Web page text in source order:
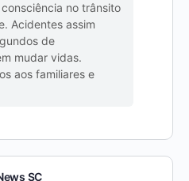
no trânsito
Acidentes assim
de
mudar vidas.
aos familiares e
SC